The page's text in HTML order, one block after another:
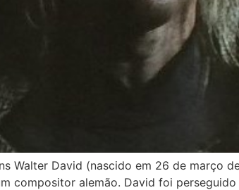
Walter David (nascido em 26 de março
compositor alemão. David foi